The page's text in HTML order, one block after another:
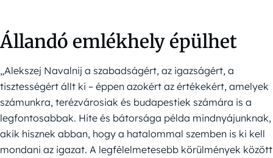
Állandó emlékhely épülhet
„Alekszej Navalnij a szabadságért, az igazságért, a
tisztességért állt ki – éppen azokért az értékekért, amelyek
számunkra, terézvárosiak és budapestiek számára is a
legfontosabbak. Hite és bátorsága példa mindnyájunknak,
akik hisznek abban, hogy a hatalommal szemben is ki kell
mondani az igazat. A legfélelmetesebb körülmények között